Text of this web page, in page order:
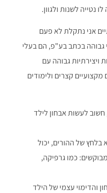
לשנות ולגוון.
אני נתקלת לא פעם
גבוהה בכתב בע"פ, הם בעלי
ויצירתיות גבוהה עם
מקצועיים קצרים ולימודים
לעשות אבחון לילד
בלחץ של ההורים, יכול
כמו גרפיקה,
והדימוי עצמי של הילד